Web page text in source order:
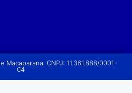
CNPJ: 11.361.888/0001-
04